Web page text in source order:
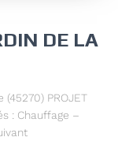
DE LA
(45270) PROJET
: Chauffage –